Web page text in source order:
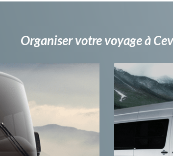
Organiser votre voyage à